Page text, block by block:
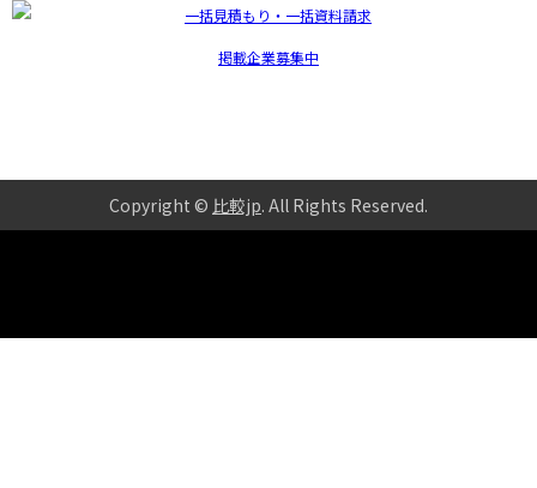
掲載企業募集中
Copyright © 比較jp. All Rights Reserved.